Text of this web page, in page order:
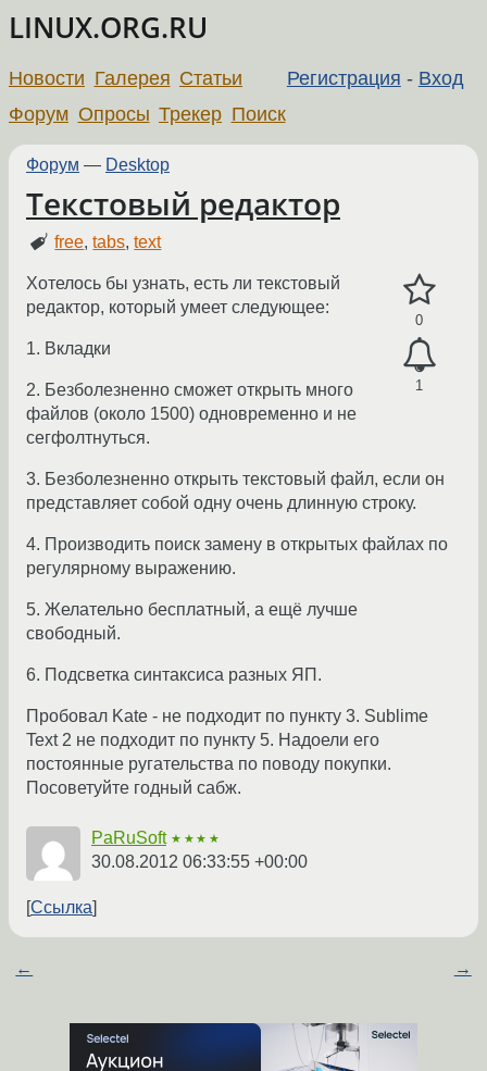
LINUX.ORG.RU
Регистрация - Вход
Новости Галерея Статьи
Форум Опросы Трекер Поиск
Форум — Desktop
Текстовый редактор
free,tabs,text
0
1
Хотелось бы узнать, есть ли текстовый
редактор, который умеет следующее:
1. Вкладки
2. Безболезненно сможет открыть много
файлов (около 1500) одновременно и не
сегфолтнуться.
3. Безболезненно открыть текстовый файл, если он
представляет собой одну очень длинную строку.
4. Производить поиск замену в открытых файлах по
регулярному выражению.
5. Желательно бесплатный, а ещё лучше
свободный.
6. Подсветка синтаксиса разных ЯП.
Пробовал Kate - не подходит по пункту 3. Sublime
Text 2 не подходит по пункту 5. Надоели его
постоянные ругательства по поводу покупки.
Посоветуйте годный сабж.
PaRuSoft ★★★★
30.08.2012 06:33:55 +00:00
Ссылка
← →